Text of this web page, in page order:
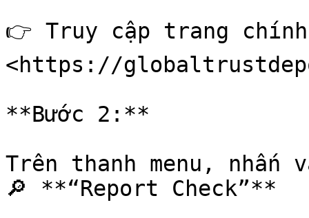
👉 Truy cập trang
<https://
**Bước 2:**
Trên thanh menu, nhấn
🔎 **“Report Check”**